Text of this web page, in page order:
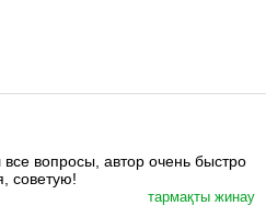
вопросы, автор очень быстро
советую!
тармақты жинау